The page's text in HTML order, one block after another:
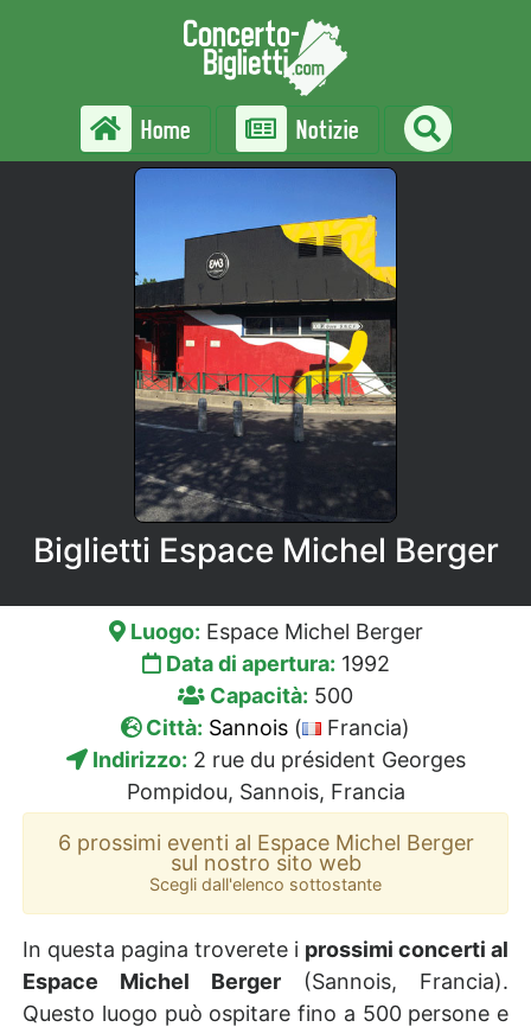
Home Notizie
Biglietti Espace Michel Berger
Luogo: Espace Michel Berger
Data di apertura: 1992
Capacità: 500
Città: Sannois (
Francia)
Indirizzo: 2 rue du président Georges
Pompidou, Sannois, Francia
6 prossimi eventi al Espace Michel Berger
sul nostro sito web
Scegli dall'elenco sottostante
In questa pagina troverete i prossimi concerti al
Espace Michel Berger (Sannois, Francia).
Questo luogo può ospitare fino a 500 persone e